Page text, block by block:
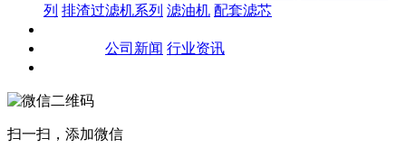
列 排渣过滤机系列 滤油机 配套滤芯
公司新闻 行业资讯
扫一扫，添加微信